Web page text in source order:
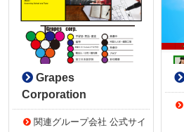
Grapes
Corporation
関連グループ会社 公式サイ